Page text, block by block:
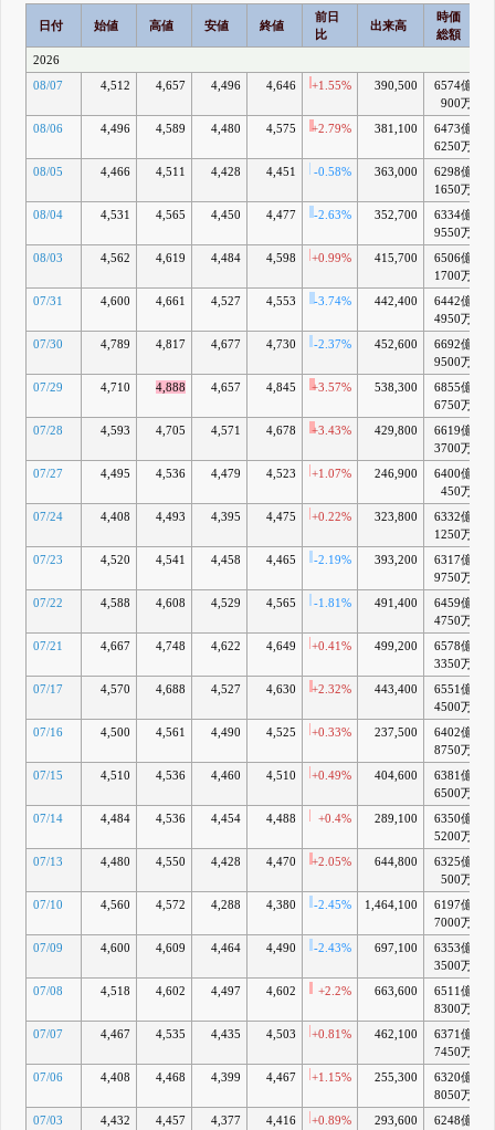
日付 始値 高値 安値 終値
前日
比
出来高
時価
総額
2026
08/07
4,512 4,657 4,496 4,646 +1.55% 390,500
6574億
900万
08/06 4,496 4,589 4,480 4,575 +2.79% 381,100
6473億
6250万
08/05 4,466 4,511 4,428 4,451 -0.58% 363,000
6298億
1650万
08/04 4,531 4,565 4,450 4,477 -2.63% 352,700
6334億
9550万
08/03
4,562 4,619 4,484 4,598 +0.99% 415,700
6506億
1700万
07/31 4,600 4,661 4,527 4,553 -3.74% 442,400
6442億
4950万
07/30 4,789 4,817 4,677 4,730 -2.37% 452,600
6692億
9500万
07/29 4,710 4,888 4,657 4,845 +3.57% 538,300
6855億
6750万
07/28 4,593 4,705 4,571 4,678 +3.43% 429,800
6619億
3700万
07/27 4,495 4,536 4,479 4,523 +1.07% 246,900
6400億
450万
07/24 4,408 4,493 4,395 4,475 +0.22% 323,800
6332億
1250万
07/23 4,520 4,541 4,458 4,465 -2.19% 393,200
6317億
9750万
07/22 4,588 4,608 4,529 4,565 -1.81% 491,400
6459億
4750万
07/21 4,667 4,748 4,622 4,649 +0.41% 499,200
6578億
3350万
07/17 4,570 4,688 4,527 4,630 +2.32% 443,400
6551億
4500万
07/16 4,500 4,561 4,490 4,525 +0.33% 237,500
6402億
8750万
07/15 4,510 4,536 4,460 4,510 +0.49% 404,600
6381億
6500万
07/14 4,484 4,536 4,454 4,488 +0.4% 289,100
6350億
5200万
07/13 4,480 4,550 4,428 4,470 +2.05% 644,800
6325億
500万
07/10 4,560 4,572 4,288 4,380 -2.45% 1,464,100
6197億
7000万
07/09 4,600 4,609 4,464 4,490 -2.43% 697,100
6353億
3500万
07/08 4,518 4,602 4,497 4,602 +2.2% 663,600
6511億
8300万
07/07 4,467 4,535 4,435 4,503 +0.81% 462,100
6371億
7450万
07/06 4,408 4,468 4,399 4,467 +1.15% 255,300
6320億
8050万
07/03 4,432 4,457 4,377 4,416 +0.89% 293,600
6248億